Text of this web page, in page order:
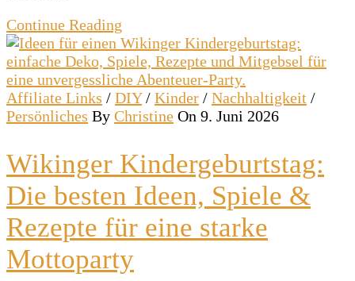
Continue Reading
Affiliate Links / DIY/ Kinder / Nachhaltigkeit /
Persönliches By Christine On 9. Juni 2026
Wikinger Kindergeburtstag:
Die besten Ideen, Spiele &
Rezepte für eine starke
Mottoparty